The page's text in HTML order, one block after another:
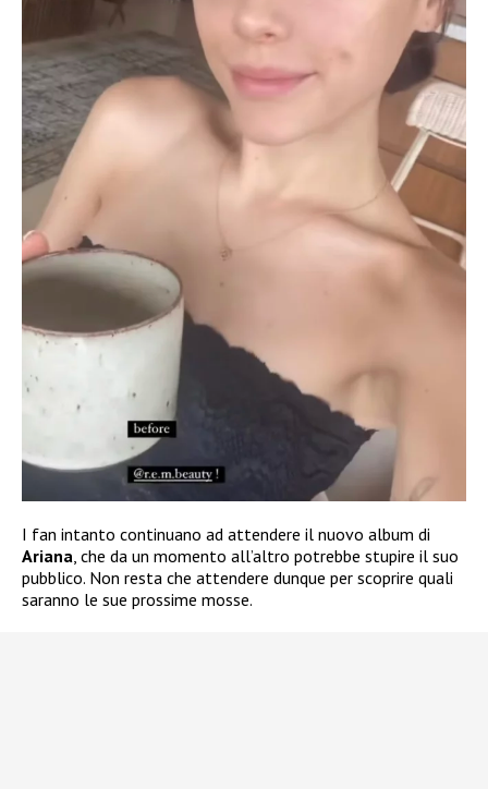
I fan intanto continuano ad attendere il nuovo album di
Ariana , che da un momento all’altro potrebbe stupire il suo
pubblico. Non resta che attendere dunque per scoprire quali
saranno le sue prossime mosse.